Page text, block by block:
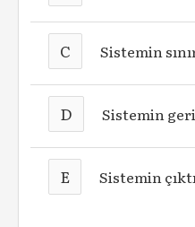
C Sistemin
D Sistemin
E Sistemin